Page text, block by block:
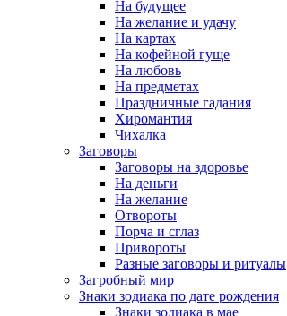
На будущее
На желание и удачу
На картах
На кофейной гуще
На любовь
На предметах
Праздничные гадания
Хиромантия
Чихалка
Заговоры
Заговоры на здоровье
На деньги
На желание
Отвороты
Порча и сглаз
Привороты
Разные заговоры и ритуалы
Загробный мир
Знаки зодиака по дате рождения
Знаки зодиака в мае